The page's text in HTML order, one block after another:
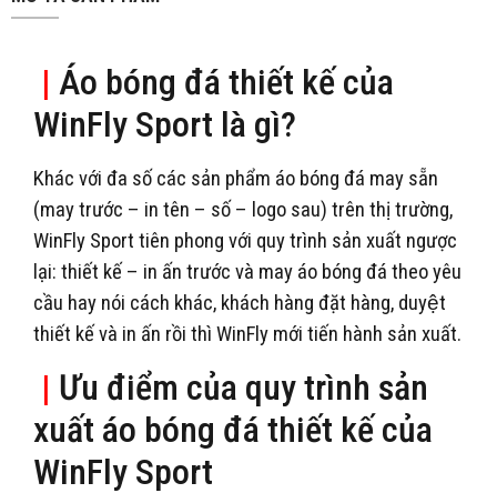
| Áo bóng đá thiết kế của
WinFly Sport là gì?
Khác với đa số các sản phẩm áo bóng đá may sẵn
(may trước – in tên – số – logo sau) trên thị trường,
WinFly Sport tiên phong với quy trình sản xuất ngược
lại: thiết kế – in ấn trước và may áo bóng đá theo yêu
cầu hay nói cách khác, khách hàng đặt hàng, duyệt
thiết kế và in ấn rồi thì WinFly mới tiến hành sản xuất.
| Ưu điểm của quy trình sản
xuất áo bóng đá thiết kế của
WinFly Sport